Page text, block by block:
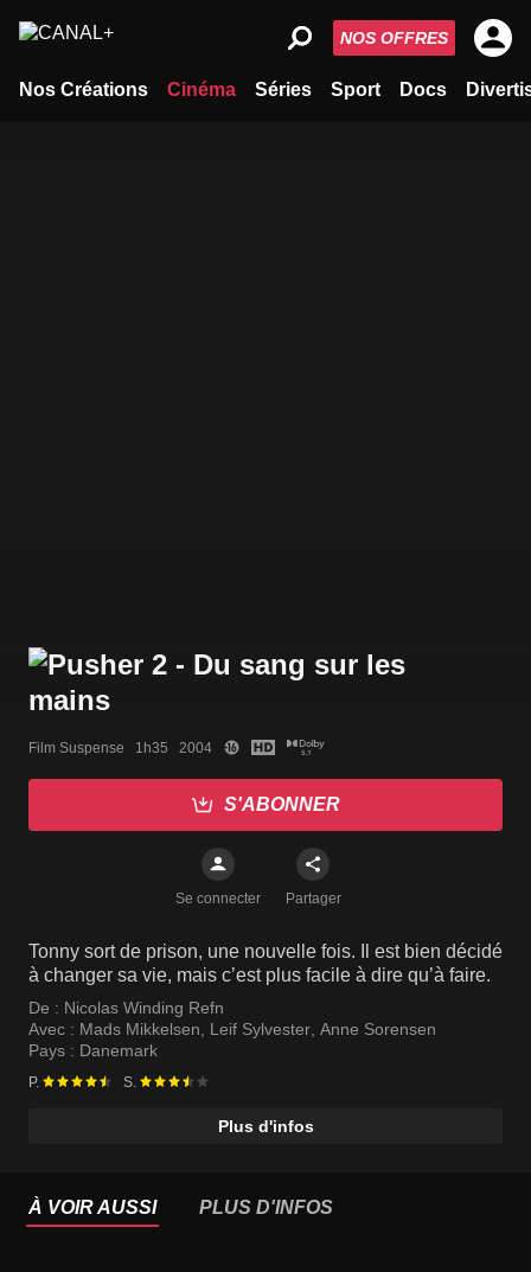
Nos Créations Cinéma Séries Sport Docs
NOS OFFRES
Film Suspense   1h35   2004
S'ABONNER
Se connecter Partager
Tonny sort de prison, une nouvelle fois. Il est bien décidé
à changer sa vie, mais c’est plus facile à dire qu’à faire.
De : Nicolas Winding Refn
Avec : Mads Mikkelsen, Leif Sylvester, Anne Sorensen
Pays : Danemark
P. S.
Plus d'infos
À VOIR AUSSI PLUS D'INFOS